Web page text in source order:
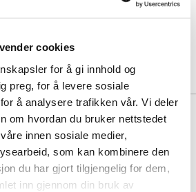
cookies
for å gi innhold og
preg, for å levere sosiale
å analysere trafikken vår. Vi deler
om hvordan du bruker nettstedet
innen sosiale medier,
som kan kombinere den
du har gjort tilgjengelig for dem,
inn gjennom din bruk av
Hjemlevering 3-7 dager
Balance-silhuett med tidløst design og
og yttersåle i gummi gir komfort